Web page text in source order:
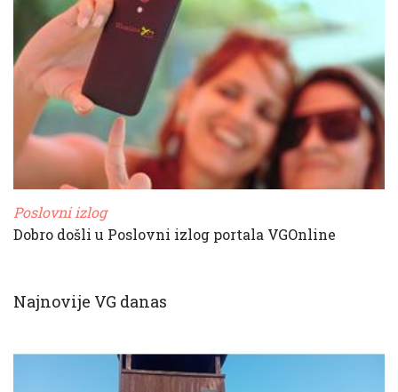
Poslovni izlog
Dobro došli u Poslovni izlog portala VGOnline
Najnovije VG danas